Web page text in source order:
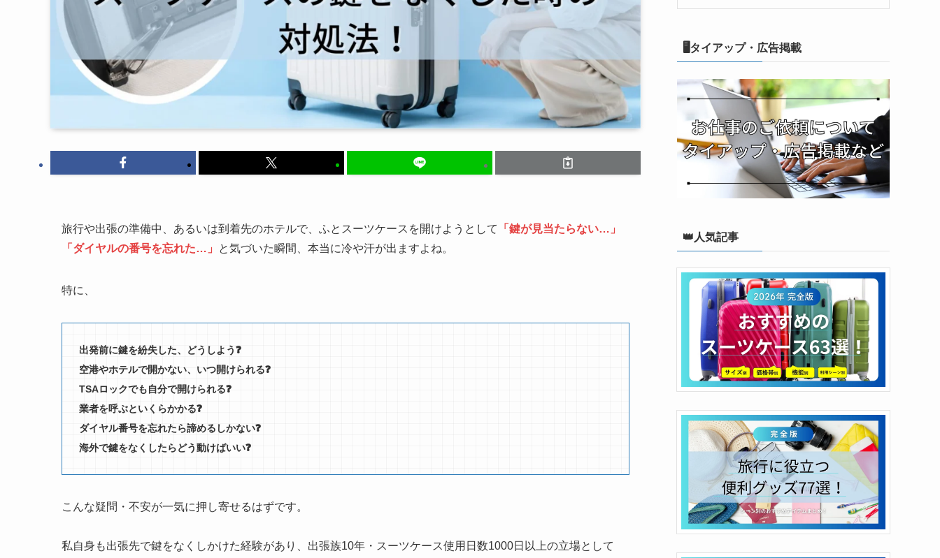
旅行や出張の準備中、あるいは到着先のホテルで、ふとスーツケースを開けようとして
「鍵が見当たらない…」
「ダイヤルの番号を忘れた…」
と気づいた瞬間、本当に冷や汗が出ますよね。
特に、
出発前に鍵を紛失した、どうしよう❓
空港やホテルで開かない、いつ開けられる❓
TSAロックでも自分で開けられる❓
業者を呼ぶといくらかかる❓
ダイヤル番号を忘れたら諦めるしかない❓
海外で鍵をなくしたらどう動けばいい❓
こんな疑問・不安が一気に押し寄せるはずです。
私自身も出張先で鍵をなくしかけた経験があり、出張族10年・スーツケース使用日数1000日以上の立場として
🖥タイアップ・広告掲載
👑人気記事